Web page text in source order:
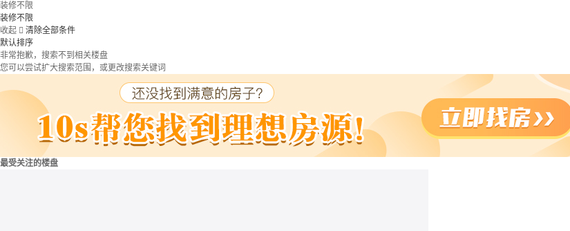
装修不限
装修不限
收起  清除全部条件
默认排序
非常抱歉，搜索不到相关楼盘
您可以尝试扩大搜索范围，或更改搜索关键词
最受关注的楼盘